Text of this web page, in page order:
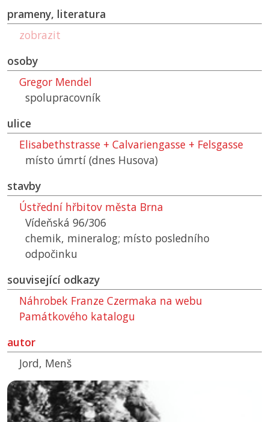
prameny, literatura
zobrazit
osoby
Gregor Mendel
spolupracovník
ulice
Elisabethstrasse + Calvariengasse + Felsgasse
místo úmrtí (dnes Husova)
stavby
Ústřední hřbitov města Brna
Vídeňská 96/306
chemik, mineralog; místo posledního
odpočinku
související odkazy
Náhrobek Franze Czermaka na webu
Památkového katalogu
autor
Jord, Menš